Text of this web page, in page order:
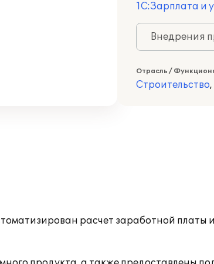
1С:Зарплата и
Внедрения
Отрасль /
Строительство,
расчет заработной